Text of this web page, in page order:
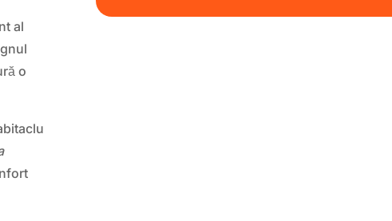
al
o